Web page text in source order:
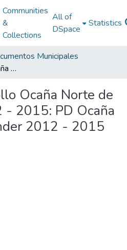
Communities
&
Collections
All of
DSpace
Statistics
Municipales
Plan de Desarrollo Ocaña Norte de Santander 2012 - 2015: PD Ocaña Norte de Santander 2012 - 2015
Ocaña Norte de
- 2015: PD Ocaña
2012 - 2015